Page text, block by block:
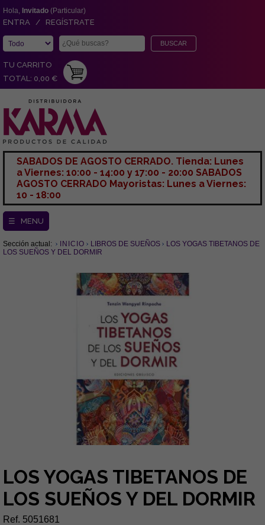
Hola, Invitado (Particular)
ENTRA / REGÍSTRATE
TU CARRITO
TOTAL: 0,00 €
SABADOS DE AGOSTO CERRADO. Tienda: Lunes
a Viernes: 10:00 - 14:00 y 17:00 - 20:00 SABADOS
AGOSTO CERRADO Mayoristas: Lunes a Viernes:
10 - 18:00
☰ MENU
Sección actual: INICIO LIBROS DE SUEÑOS
LOS YOGAS TIBETANOS DE
LOS SUEÑOS Y DEL DORMIR
LOS YOGAS TIBETANOS DE
LOS SUEÑOS Y DEL DORMIR
Ref. 5051681